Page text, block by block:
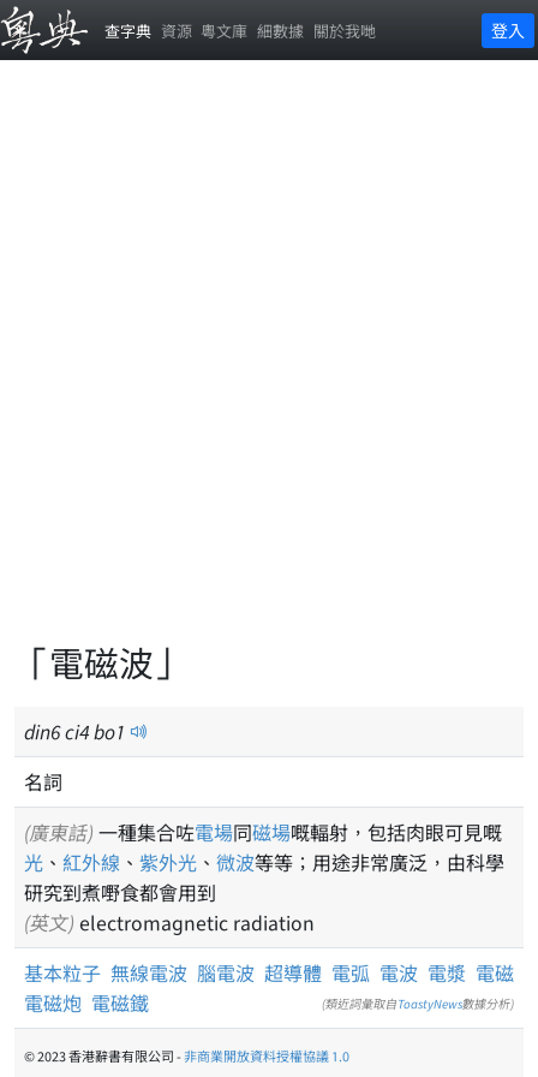
查字典 資源 粵文庫 細數據 關於我哋 登入
「電磁波」
din6ci4bo1
名詞
(廣東話) 一種集合咗電場同磁場嘅輻射，包括肉眼可見嘅
光 、 紅外線 、 紫外光 、 微波等等；用途非常廣泛，由科學
研究到煮嘢食都會用到
(英文) electromagnetic radiation
基本粒子 無線電波 腦電波 超導體 電弧 電波 電漿 電磁
電磁炮 電磁鐵 (類近詞彙取自ToastyNews數據分析)
© 2023 香港辭書有限公司 -非商業開放資料授權協議 1.0